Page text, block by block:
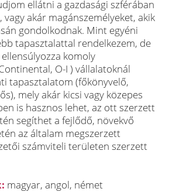
ellátni a gazdasági szférában
akár magánszemélyeket, akik
gondolkodnak. Mint egyéni
tapasztalattal rendelkezem, de
komoly
O-I ) vállalatoknál
tapasztalatom (főkönyvelő,
mely akár kicsi vagy közepes
is hasznos lehet, az ott szerzett
segíthet a fejlődő, növekvő
az általam megszerzett
számviteli területen szerzett
magyar, angol, német